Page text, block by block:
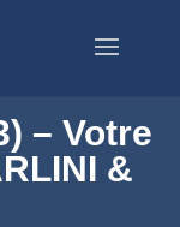
– Votre
&